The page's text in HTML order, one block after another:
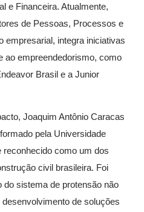
e Financeira. Atualmente,
de Pessoas, Processos e
empresarial, integra iniciativas
ao empreendedorismo, como
Brasil e a Junior
Joaquim Antônio Caracas
pela Universidade
reconhecido como um dos
civil brasileira. Foi
do sistema de protensão não
de soluções